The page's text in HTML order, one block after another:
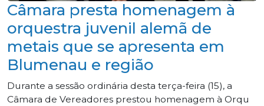
Câmara presta homenagem à
orquestra juvenil alemã de
metais que se apresenta em
Blumenau e região
Durante a sessão ordinária desta terça-feira (15), a
Câmara de Vereadores prestou homenagem à Orqu